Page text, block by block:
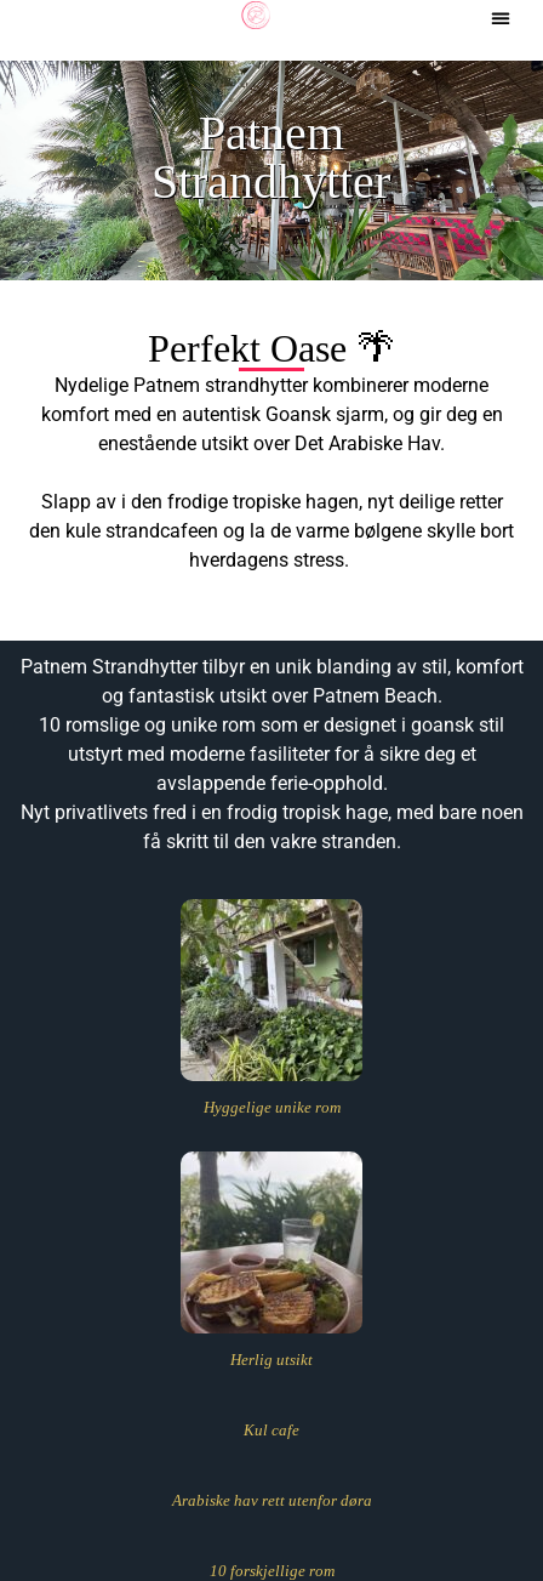
Patnem
Strandhytter
Perfekt Oase 🌴
Nydelige Patnem strandhytter kombinerer moderne
komfort med en autentisk Goansk sjarm, og gir deg en
enestående utsikt over Det Arabiske Hav.
Slapp av i den frodige tropiske hagen, nyt deilige retter
den kule strandcafeen og la de varme bølgene skylle bort
hverdagens stress.
Patnem Strandhytter tilbyr en unik blanding av stil, komfort
og fantastisk utsikt over Patnem Beach.
10 romslige og unike rom som er designet i goansk stil
utstyrt med moderne fasiliteter for å sikre deg et
avslappende ferie-opphold.
Nyt privatlivets fred i en frodig tropisk hage, med bare noen
få skritt til den vakre stranden.
Hyggelige unike rom
Herlig utsikt
Kul cafe
Arabiske hav rett utenfor døra
10 forskjellige rom